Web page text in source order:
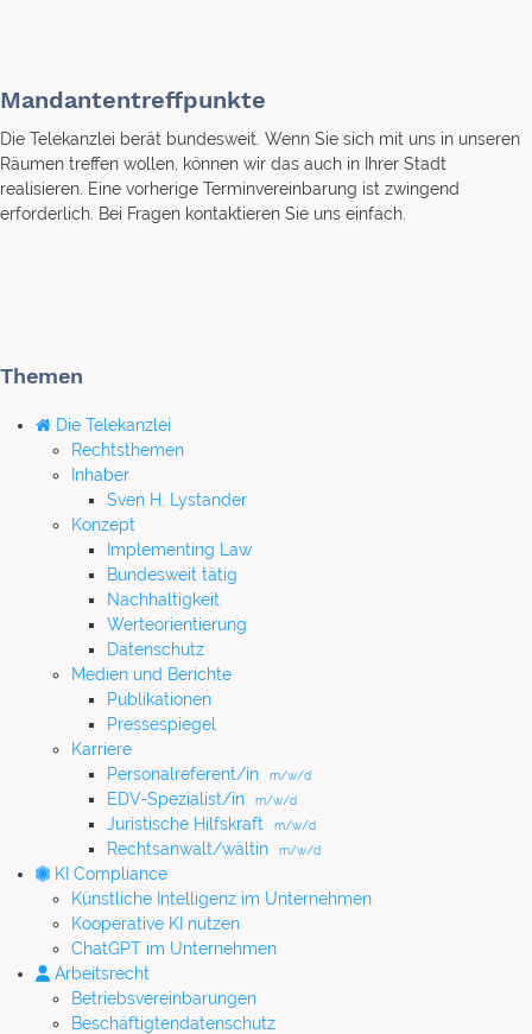
Mandantentreffpunkte
Die Telekanzlei berät bundesweit. Wenn Sie sich mit uns in unseren
Räumen treffen wollen, können wir das auch in Ihrer Stadt
realisieren. Eine vorherige Terminvereinbarung ist zwingend
erforderlich. Bei Fragen kontaktieren Sie uns einfach.
Themen
Die Telekanzlei
Rechtsthemen
Inhaber
Sven H. Lystander
Konzept
Implementing Law
Bundesweit tätig
Nachhaltigkeit
Werteorientierung
Datenschutz
Medien und Berichte
Publikationen
Pressespiegel
Karriere
Personalreferent/in
m/w/d
EDV-Spezialist/in m/w/d
Juristische Hilfskraft m/w/d
Rechtsanwalt/wältin m/w/d
KI Compliance
Künstliche Intelligenz im Unternehmen
Kooperative KI nutzen
ChatGPT im Unternehmen
Arbeitsrecht
Betriebsvereinbarungen
Beschäftigtendatenschutz